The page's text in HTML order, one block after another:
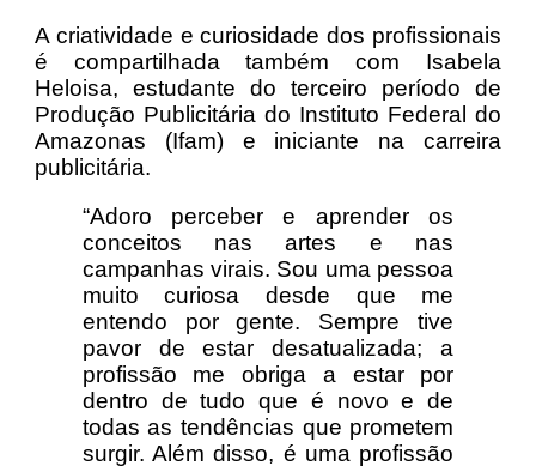
A criatividade e curiosidade dos profissionais
é compartilhada também com Isabela
Heloisa, estudante do terceiro período de
Produção Publicitária do Instituto Federal do
Amazonas (Ifam) e iniciante na carreira
publicitária.
“Adoro perceber e aprender os
conceitos nas artes e nas
campanhas virais. Sou uma pessoa
muito curiosa desde que me
entendo por gente. Sempre tive
pavor de estar desatualizada; a
profissão me obriga a estar por
dentro de tudo que é novo e de
todas as tendências que prometem
surgir. Além disso, é uma profissão